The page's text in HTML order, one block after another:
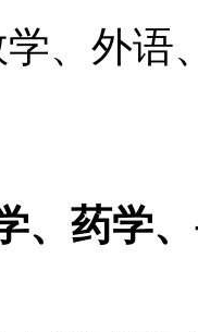
外语
、药学